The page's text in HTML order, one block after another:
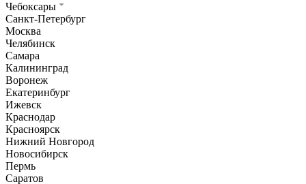
Чебоксары
Санкт-Петербург
Москва
Челябинск
Самара
Калининград
Воронеж
Екатеринбург
Ижевск
Краснодар
Красноярск
Нижний Новгород
Новосибирск
Пермь
Саратов